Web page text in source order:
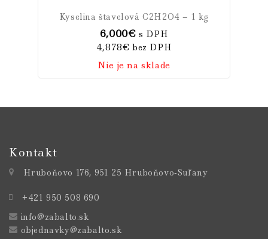
Kyselina štavelová C2H2O4 – 1 kg
6,000€ s DPH
4,878€ bez DPH
Nie je na sklade
Kontakt
Hruboňovo 176, 951 25 Hruboňovo-Suľany
+421 950 508 690
info@zabalto.sk
objednavky@zabalto.sk